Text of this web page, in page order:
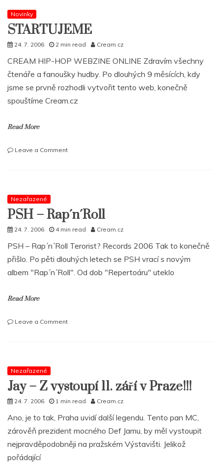
Novinky
STARTUJEME
24. 7. 2006 2 min read Cream.cz
CREAM HIP-HOP WEBZINE ONLINE Zdravím všechny
čtenáře a fanoušky hudby. Po dlouhých 9 měsících, kdy
jsme se prvně rozhodli vytvořit tento web, konečně
spouštíme Cream.cz
Read More
Leave a Commenton
Nezařazené
PSH – Rap´n´Roll
24. 7. 2006 4 min read Cream.cz
PSH – Rap´n´Roll Terorist? Records 2006 Tak to konečně
přišlo. Po pěti dlouhých letech se PSH vrací s novým
albem "Rap´n´Roll". Od dob "Repertoáru" uteklo
Read More
Leave a Commenton
Nezařazené
Jay – Z vystoupí 11. září v Praze!!!
24. 7. 2006 1 min read Cream.cz
Ano, je to tak, Praha uvidí další legendu. Tento pan MC,
zárověň prezident mocného Def Jamu, by měl vystoupit
nejpravděpodobněji na pražském Výstavišti. Jelikož
pořádající